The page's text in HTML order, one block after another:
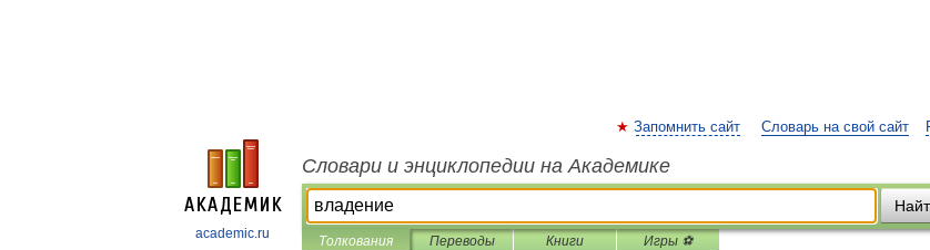
academic.ru
Запомнить сайт Словарь на свой сайт
Словари и энциклопедии на Академике
Толкования Переводы Книги Игры ⚽